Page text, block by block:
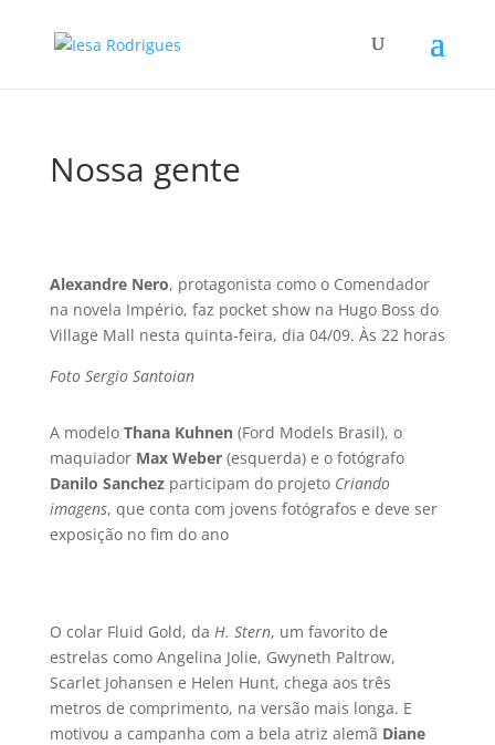
Nossa gente
Alexandre Nero, protagonista como o Comendador
na novela Império, faz pocket show na Hugo Boss do
Village Mall nesta quinta-feira, dia 04/09. Às 22 horas
Foto Sergio Santoian
A modelo Thana Kuhnen(Ford Models Brasil), o
maquiador Max Weber (esquerda) e o fotógrafo
Danilo Sanchezparticipam do projeto Criando
imagens, que conta com jovens fotógrafos e deve ser
exposição no fim do ano
O colar Fluid Gold, da H. Stern, um favorito de
estrelas como Angelina Jolie, Gwyneth Paltrow,
Scarlet Johansen e Helen Hunt, chega aos três
metros de comprimento, na versão mais longa. E
motivou a campanha com a bela atriz alemã Diane